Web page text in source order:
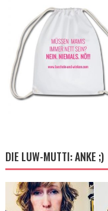
DIE LUW-MUTTI: ANKE ;)